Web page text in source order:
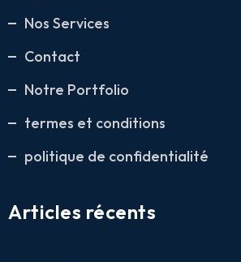
Nos Services
Contact
Notre Portfolio
termes et conditions
politique de confidentialité
Articles récents